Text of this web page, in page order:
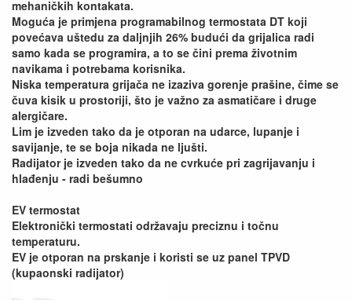
mehaničkih kontakata.
Moguća je primjena programabilnog termostata DT koji
povećava uštedu za daljnjih 26% budući da grijalica radi
samo kada se programira, a to se čini prema životnim
navikama i potrebama korisnika.
Niska temperatura grijača ne izaziva gorenje prašine, čime se
čuva kisik u prostoriji, što je važno za asmatičare i druge
alergičare.
Lim je izveden tako da je otporan na udarce, lupanje i
savijanje, te se boja nikada ne ljušti.
Radijator je izveden tako da ne cvrkuće pri zagrijavanju i
hlađenju - radi bešumno
EV termostat
Elektronički termostati održavaju preciznu i točnu
temperaturu.
EV je otporan na prskanje i koristi se uz panel TPVD
(kupaonski radijator)